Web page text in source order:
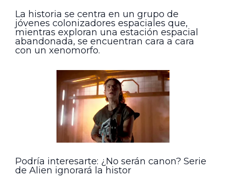
La historia se centra en un grupo de
jóvenes colonizadores espaciales que,
mientras exploran una estación espacial
abandonada, se encuentran cara a cara
con un xenomorfo.
Podría interesarte: ¿No serán canon? Serie
de Alien ignorará la histor